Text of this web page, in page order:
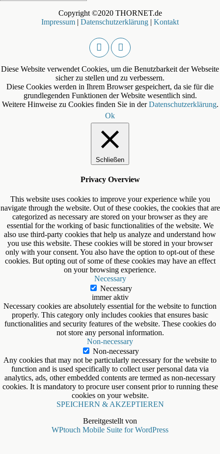
Copyright ©2020 THORNET.de
Impressum | Datenschutzerklärung | Kontakt
Diese Website verwendet Cookies, um die Benutzbarkeit der Webseite
sicher zu stellen und zu verbessern.
Diese Cookies werden in Ihrem Browser gespeichert, da sie für die
grundlegenden Funktionen der Website wesentlich sind.
Weitere Hinweise zu Cookies finden Sie in derDatenschutzerklärung.
Ok
Schließen
Privacy Overview
This website uses cookies to improve your experience while you
navigate through the website. Out of these cookies, the cookies that are
categorized as necessary are stored on your browser as they are
essential for the working of basic functionalities of the website. We
also use third-party cookies that help us analyze and understand how
you use this website. These cookies will be stored in your browser
only with your consent. You also have the option to opt-out of these
cookies. But opting out of some of these cookies may have an effect
on your browsing experience.
Necessary
Necessary
immer aktiv
Necessary cookies are absolutely essential for the website to function
properly. This category only includes cookies that ensures basic
functionalities and security features of the website. These cookies do
not store any personal information.
Non-necessary
Non-necessary
Any cookies that may not be particularly necessary for the website to
function and is used specifically to collect user personal data via
analytics, ads, other embedded contents are termed as non-necessary
cookies. It is mandatory to procure user consent prior to running these
cookies on your website.
SPEICHERN & AKZEPTIEREN
Bereitgestellt von
WPtouch Mobile Suite for WordPress